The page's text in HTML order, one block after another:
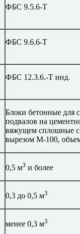
ФБС 9.5.6-Т
ФБС 9.6.6-Т
ФБС 12.3.6.-Т инд.
Блоки бетонные для
подвалов на
вяжущем сплошные с
вырезом М-100,
0,5 м3 и более
0,3 до 0,5 м3
менее 0,3 м3